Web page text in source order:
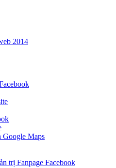
2014
Maps
trị Fanpage Facebook